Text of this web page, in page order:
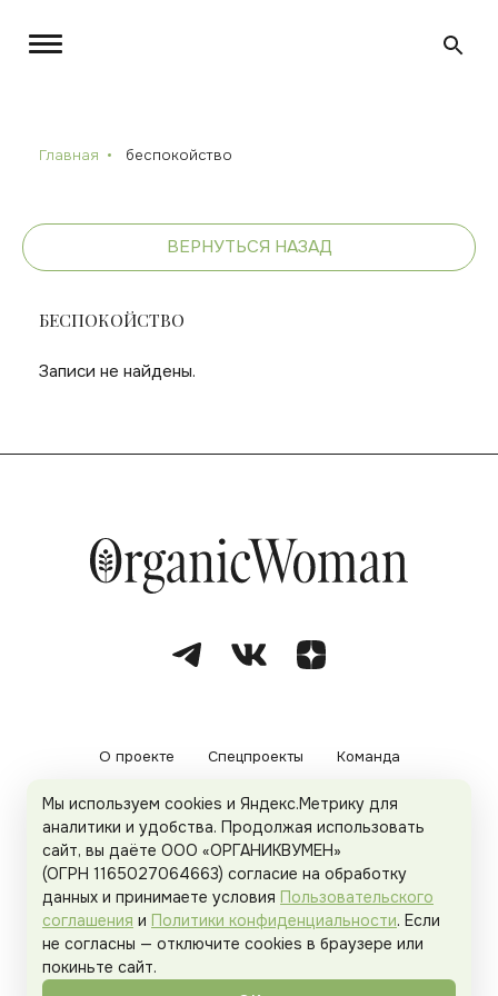
Главная беспокойство
ВЕРНУТЬСЯ НАЗАД
БЕСПОКОЙСТВО
Записи не найдены.
О проекте Спецпроекты Команда
Рекламодателям Политика конфиденциальности
Пользовательское соглашение
Organicwoman.ru . Все права защищены.
Мы используем cookies и Яндекс.Метрику для
аналитики и удобства. Продолжая использовать
сайт, вы даёте ООО «ОРГАНИКВУМЕН»
(ОГРН 1165027064663) согласие на обработку
данных и принимаете условия Пользовательского
соглашения и Политики конфиденциальности. Если
не согласны — отключите cookies в браузере или
покиньте сайт.